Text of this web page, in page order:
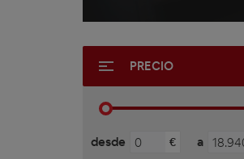
PRECIO
desde € a